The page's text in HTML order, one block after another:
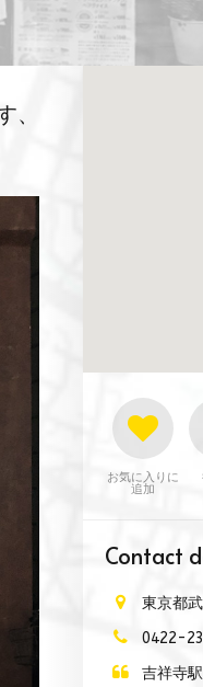
お気に入りに
追加
Contact
東京都
0422-
吉祥寺